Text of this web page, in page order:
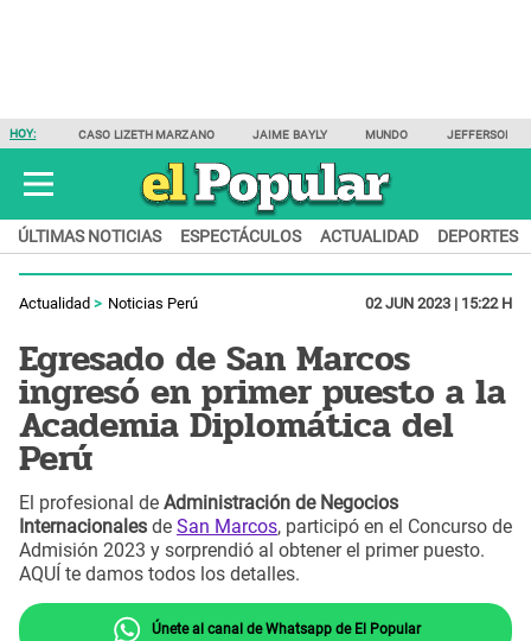
HOY: CASO LIZETH MARZANO JAIME BAYLY MUNDO JEFFERSON
ÚLTIMAS NOTICIAS ESPECTÁCULOS ACTUALIDAD DEPORTES
Actualidad Noticias Perú 02 JUN 2023 | 15:22 H
Egresado de San Marcos
ingresó en primer puesto a la
Academia Diplomática del
Perú
El profesional de Administración de Negocios
Internacionales de San Marcos, participó en el Concurso de
Admisión 2023 y sorprendió al obtener el primer puesto.
AQUÍ te damos todos los detalles.
Únete al canal de Whatsapp de El Popular